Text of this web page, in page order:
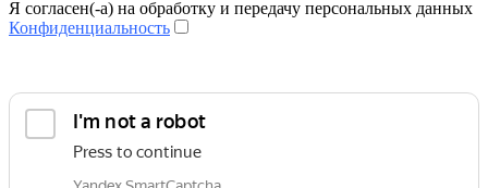
Я согласен(-а) на обработку и передачу персональных данных
Конфиденциальность